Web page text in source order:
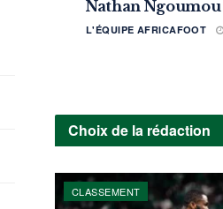
Nathan Ngoumou
L'ÉQUIPE AFRICAFOOT
Choix de la rédaction
CLASSEMENT